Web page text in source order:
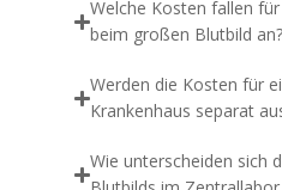
Welche Kosten fallen
beim großen Blutbild an?
Werden die Kosten für
Krankenhaus separat
Wie unterscheiden sich